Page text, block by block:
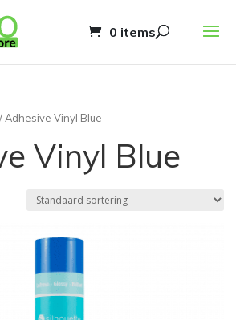
0 items
Adhesive Vinyl Blue
Vinyl Blue